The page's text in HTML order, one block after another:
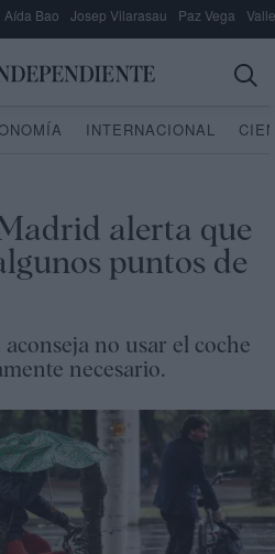
Aída Bao Josep Vilarasau Paz Vega
INTERNACIONAL
alerta que
puntos de
no usar el coche
necesario.